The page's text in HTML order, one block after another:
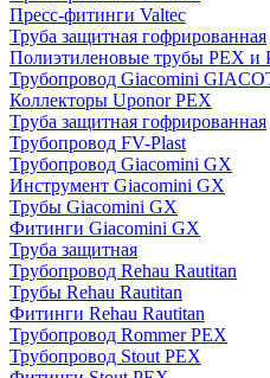
Пресс-фитинги Valtec
Труба защитная гофрированная
Полиэтиленовые трубы PEX и
Трубопровод Giacomini
Коллекторы Uponor PEX
Труба защитная гофрированная
Трубопровод FV-Plast
Трубопровод Giacomini GX
Инструмент Giacomini GX
Трубы Giacomini GX
Фитинги Giacomini GX
Труба защитная
Трубопровод Rehau Rautitan
Трубы Rehau Rautitan
Фитинги Rehau Rautitan
Трубопровод Rommer PEX
Трубопровод Stout PEX